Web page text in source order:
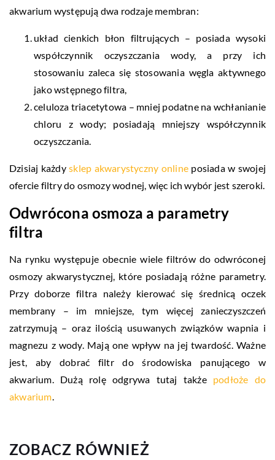
akwarium występują dwa rodzaje membran:
układ cienkich błon filtrujących – posiada wysoki
współczynnik oczyszczania wody, a przy ich
stosowaniu zaleca się stosowania węgla aktywnego
jako wstępnego filtra,
celuloza triacetytowa – mniej podatne na wchłanianie
chloru z wody; posiadają mniejszy współczynnik
oczyszczania.
Dzisiaj każdysklep akwarystyczny onlineposiada w swojej
ofercie filtry do osmozy wodnej, więc ich wybór jest szeroki.
Odwrócona osmoza a parametry
filtra
Na rynku występuje obecnie wiele filtrów do odwróconej
osmozy akwarystycznej, które posiadają różne parametry.
Przy doborze filtra należy kierować się średnicą oczek
membrany – im mniejsze, tym więcej zanieczyszczeń
zatrzymują – oraz ilością usuwanych związków wapnia i
magnezu z wody. Mają one wpływ na jej twardość. Ważne
jest, aby dobrać filtr do środowiska panującego w
akwarium. Dużą rolę odgrywa tutaj także podłoże do
akwarium
ZOBACZ RÓWNIEŻ